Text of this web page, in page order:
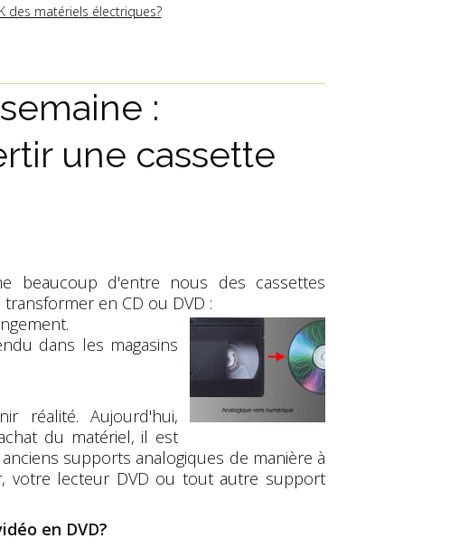
des matériels électriques?
:
une cassette
beaucoup d'entre nous des cassettes
en CD ou DVD :
dans les magasins
réalité. Aujourd'hui,
du matériel, il est
supports analogiques de manière à
votre lecteur DVD ou tout autre support
en DVD?